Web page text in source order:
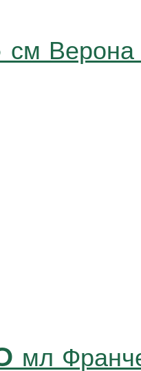
см
мл